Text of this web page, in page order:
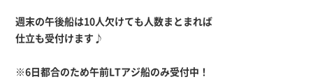
週末の午後船は10人欠けても人数まとまれば
仕立も受付けます♪
※6日都合のため午前LTアジ船のみ受付中！